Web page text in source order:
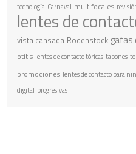
tecnología Carnaval multifocales
lentes de
vista cansada Rodenstock gafas
otitis lentes de contacto tóricas tapones
promociones lentes de contacto para
digital progresivas